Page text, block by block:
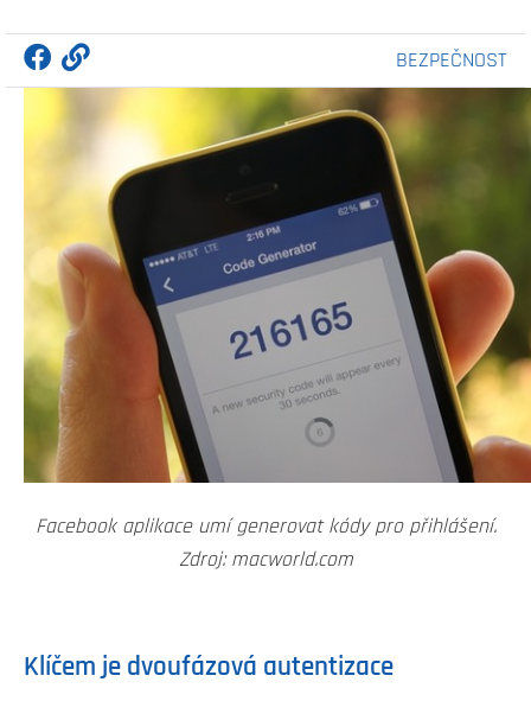
BEZPEČNOST
Facebook aplikace umí generovat kódy pro přihlášení.
Zdroj: macworld.com
Klíčem je dvoufázová autentizace